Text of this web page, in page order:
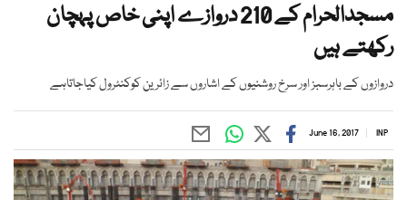
مسجدالحرام کے 210 دروازے اپنی خاص پہچان
رکھتے ہیں
دروازوں کے باہرسبز اور سرخ روشنیوں کے اشاروں سے زائرین کوکنٹرول کیاجاتاہے
INP
June 16, 2017